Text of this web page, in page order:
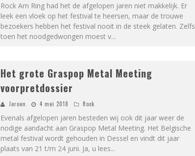
Rock Am Ring had het de afgelopen jaren niet makkelijk. Er
leek een vloek op het festival te heersen, maar de trouwe
bezoekers hebben het festival nooit in de steek gelaten. Zelfs
toen het noodgedwongen moest v...
Het grote Graspop Metal Meeting
voorpretdossier
Jeroen 4 mei 2018 Rock
Evenals afgelopen jaren besteden wij ook dit jaar weer de
nodige aandacht aan Graspop Metal Meeting. Het Belgische
metal festival wordt gehouden in Dessel en vindt dit jaar
plaats van 21 t/m 24 juni. Ja, u lees...